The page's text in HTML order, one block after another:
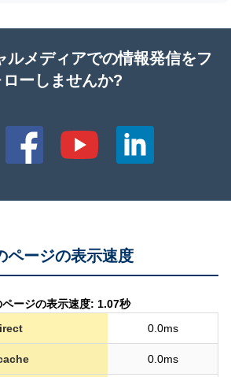
ルメディアでの情報発信をフ
ローしませんか?
ページの表示速度
ページの表示速度: 1.07秒
0.0ms
0.0ms